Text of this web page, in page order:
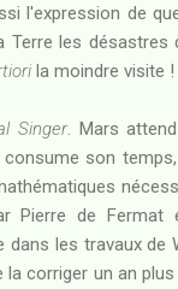
l'expression de
Terre les désastres
la moindre visite !
Singer. Mars
son
Pierre de Fermat
les travaux de
corriger un an plus